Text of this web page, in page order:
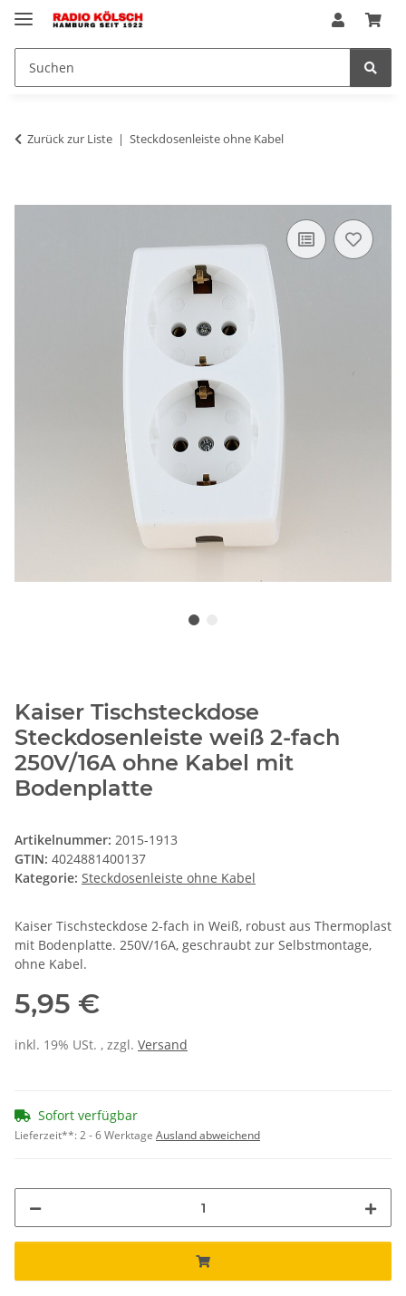
Zurück zur Liste Steckdosenleiste ohne Kabel
Kaiser Tischsteckdose
Steckdosenleiste weiß 2-fach
250V/16A ohne Kabel mit
Bodenplatte
Artikelnummer: 2015-1913
GTIN: 4024881400137
Kategorie: Steckdosenleiste ohne Kabel
Kaiser Tischsteckdose 2-fach in Weiß, robust aus Thermoplast
mit Bodenplatte. 250V/16A, geschraubt zur Selbstmontage,
ohne Kabel.
5,95 €
inkl. 19% USt. , zzgl. Versand
Sofort verfügbar
Lieferzeit**:2 - 6 Werktage Ausland abweichend